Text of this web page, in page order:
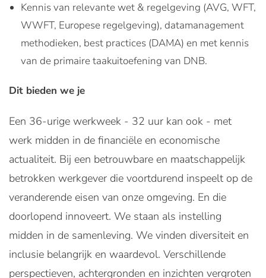
Kennis van relevante wet & regelgeving (AVG, WFT,
WWFT, Europese regelgeving), datamanagement
methodieken, best practices (DAMA) en met kennis
van de primaire taakuitoefening van DNB.
Dit bieden we je
Een 36-urige werkweek - 32 uur kan ook - met
werk midden in de financiële en economische
actualiteit. Bij een betrouwbare en maatschappelijk
betrokken werkgever die voortdurend inspeelt op de
veranderende eisen van onze omgeving. En die
doorlopend innoveert. We staan als instelling
midden in de samenleving. We vinden diversiteit en
inclusie belangrijk en waardevol. Verschillende
perspectieven, achtergronden en inzichten vergroten